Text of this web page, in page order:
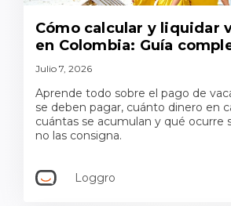
Cómo calcular y liquidar
en Colombia: Guía
Julio 7, 2026
Aprende todo sobre el pago de
se deben pagar, cuánto dinero en
cuántas se acumulan y qué ocurre
no las consigna.
Loggro